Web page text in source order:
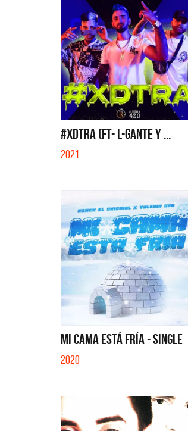
#XDTRA (ft- L-Gante y ...
2021
MI CAMA ESTÁ FRÍA - SINGLE
2020